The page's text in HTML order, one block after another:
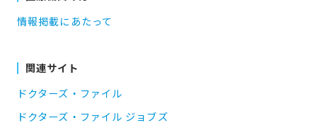
情報掲載にあたって
関連サイト
ドクターズ・ファイル
ドクターズ・ファイル ジョブズ